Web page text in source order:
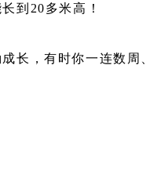
到20多米高！
长，有时你一连数